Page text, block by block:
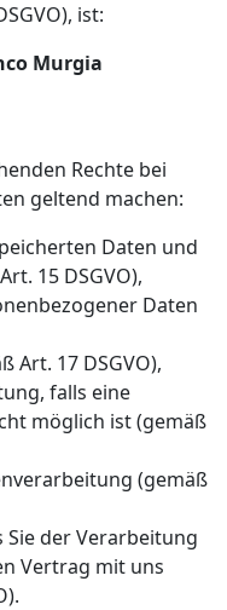
ist:
Murgia
Rechte bei
geltend machen:
Daten und
15 DSGVO),
Daten
Art. 17 DSGVO),
falls eine
möglich ist (gemäß
(gemäß
der Verarbeitung
Vertrag mit uns